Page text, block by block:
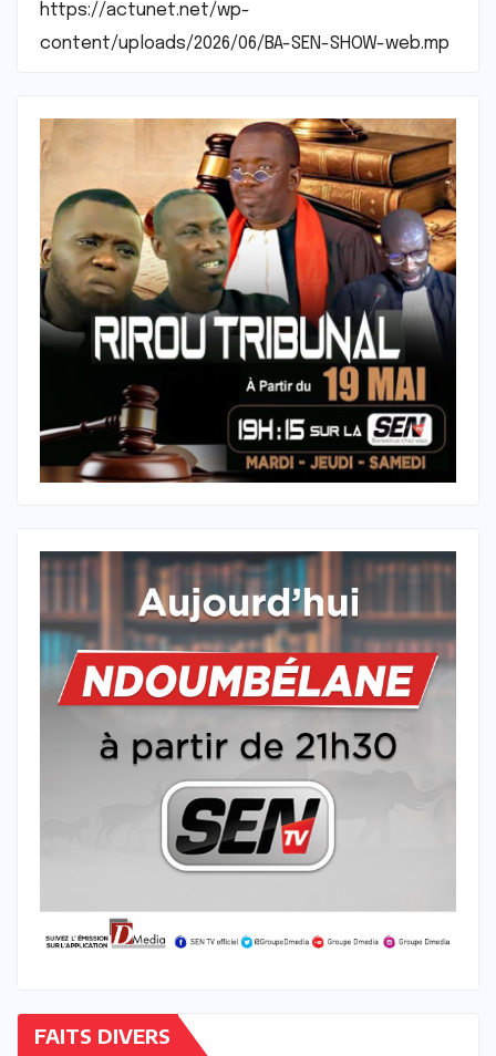
https://actunet.net/wp-
content/uploads/2026/06/BA-SEN-SHOW-web.mp
FAITS DIVERS